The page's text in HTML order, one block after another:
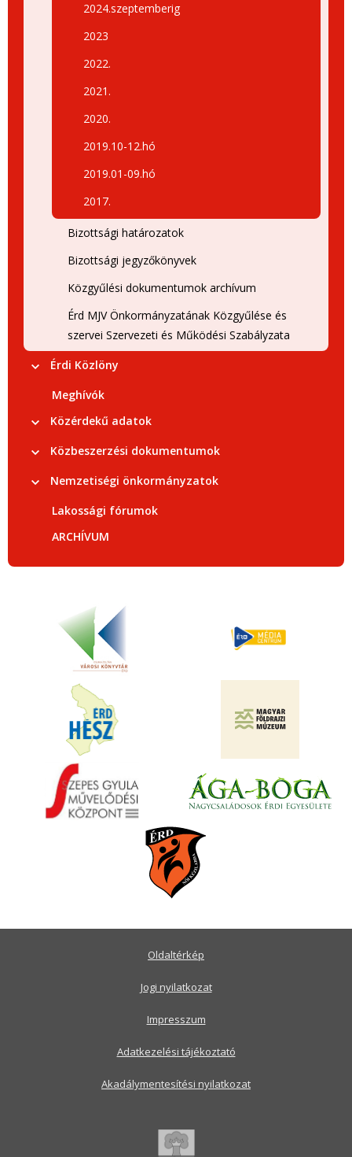
2024.szeptemberig
2023
2022.
2021.
2020.
2019.10-12.hó
2019.01-09.hó
2017.
Bizottsági határozatok
Bizottsági jegyzőkönyvek
Közgyűlési dokumentumok archívum
Érd MJV Önkormányzatának Közgyűlése és
szervei Szervezeti és Működési Szabályzata
Érdi Közlöny
Meghívók
Közérdekű adatok
Közbeszerzési dokumentumok
Nemzetiségi önkormányzatok
Lakossági fórumok
ARCHÍVUM
Oldaltérkép
Jogi nyilatkozat
Impresszum
Adatkezelési tájékoztató
Akadálymentesítési nyilatkozat